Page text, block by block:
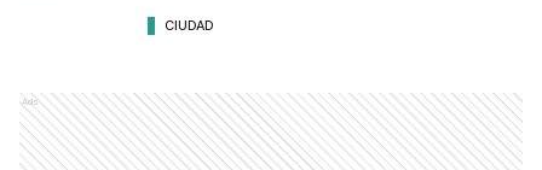
CIUDAD
Ads